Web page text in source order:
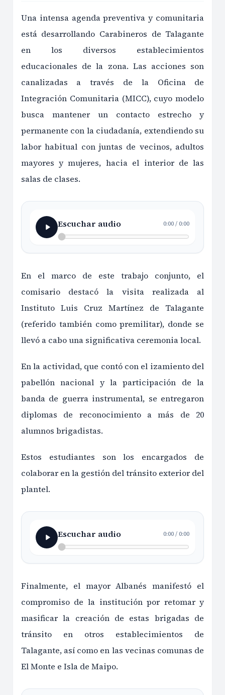
Una intensa agenda preventiva y comunitaria
está desarrollando Carabineros de Talagante
en los diversos establecimientos
educacionales de la zona. Las acciones son
canalizadas a través de la Oficina de
Integración Comunitaria (MICC), cuyo modelo
busca mantener un contacto estrecho y
permanente con la ciudadanía, extendiendo su
labor habitual con juntas de vecinos, adultos
mayores y mujeres, hacia el interior de las
salas de clases.
Escuchar audio 0:00/0:00
En el marco de este trabajo conjunto, el
comisario destacó la visita realizada al
Instituto Luis Cruz Martínez de Talagante
(referido también como premilitar), donde se
llevó a cabo una significativa ceremonia local.
En la actividad, que contó con el izamiento del
pabellón nacional y la participación de la
banda de guerra instrumental, se entregaron
diplomas de reconocimiento a más de 20
alumnos brigadistas.
Estos estudiantes son los encargados de
colaborar en la gestión del tránsito exterior del
plantel.
Escuchar audio 0:00/0:00
Finalmente, el mayor Albanés manifestó el
compromiso de la institución por retomar y
masificar la creación de estas brigadas de
tránsito en otros establecimientos de
Talagante, así como en las vecinas comunas de
El Monte e Isla de Maipo.